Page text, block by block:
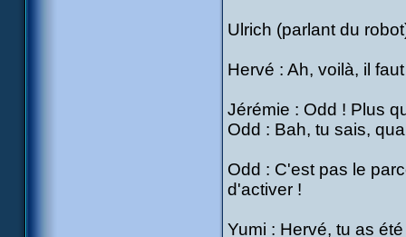
Ulrich (parlant du
Hervé : Ah, voilà, il
Jérémie : Odd ! Plus
Odd : Bah, tu sais,
Odd : C'est pas le
d'activer !
Yumi : Hervé, tu as